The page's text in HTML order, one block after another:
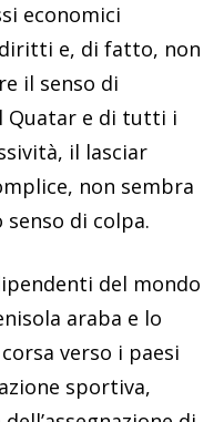
economici
e, di fatto, non
il senso di
Quatar e di tutti i
il lasciar
non sembra
di colpa.
del mondo
araba e lo
verso i paesi
sportiva,